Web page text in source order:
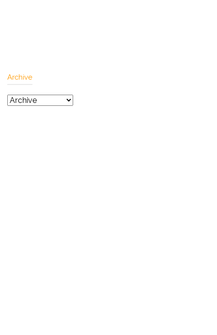
Archive